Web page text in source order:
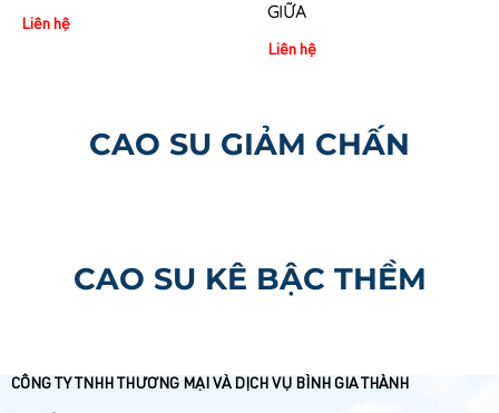
Liên hệ
GIỮA
Liên hệ
CAO SU GIẢM CHẤN
CAO SU KÊ BẬC THỀM
CÔNG TY TNHH THƯƠNG MẠI VÀ DỊCH VỤ BÌNH GIA THÀNH